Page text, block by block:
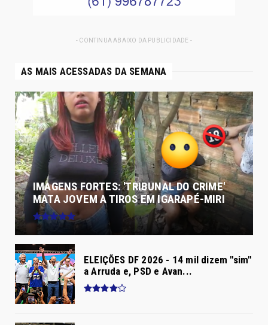
- CONTINUA ABAIXO DA PUBLICIDADE -
AS MAIS ACESSADAS DA SEMANA
IMAGENS FORTES: 'TRIBUNAL DO CRIME'
MATA JOVEM A TIROS EM IGARAPÉ-MIRI
ELEIÇÕES DF 2026 - 14 mil dizem "sim"
a Arruda e, PSD e Avan...